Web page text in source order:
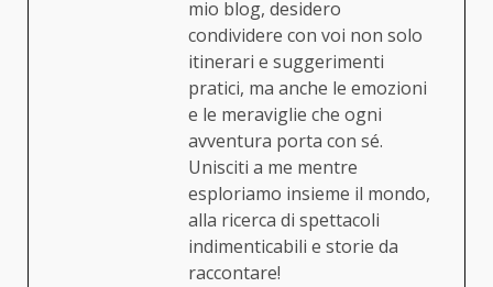
mio blog, desidero
condividere con voi non solo
itinerari e suggerimenti
pratici, ma anche le emozioni
e le meraviglie che ogni
avventura porta con sé.
Unisciti a me mentre
esploriamo insieme il mondo,
alla ricerca di spettacoli
indimenticabili e storie da
raccontare!